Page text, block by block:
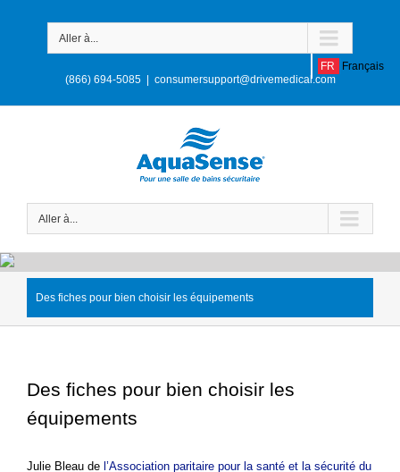
FR Français
Aller à...
(866) 694-5085 consumersupport@drivemedical.com
Aller à...
Des fiches pour bien choisir les équipements
Des fiches pour bien choisir les
équipements
Julie Bleau de l’Association paritaire pour la santé et la sécurité du